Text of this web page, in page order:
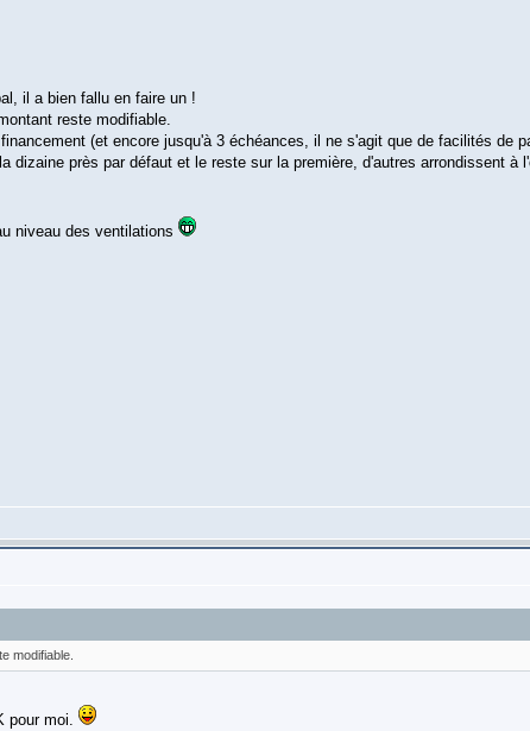
il a bien fallu en faire un !
reste modifiable.
(et encore jusqu'à 3 échéances, il ne s'agit que de facilités de
près par défaut et le reste sur la première, d'autres arrondissent à
niveau des ventilations
modifiable.
pour moi.